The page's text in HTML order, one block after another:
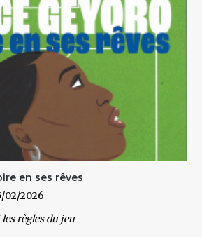
en ses rêves
02/2026
règles du jeu